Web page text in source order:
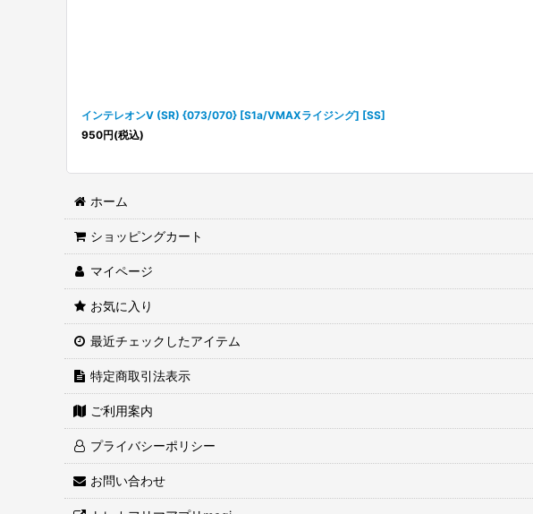
インテレオンV (SR) {073/070} [S1a/VMAXライジング] [SS]
950円(税込)
ホーム
ショッピングカート
マイページ
お気に入り
最近チェックしたアイテム
特定商取引法表示
ご利用案内
プライバシーポリシー
お問い合わせ